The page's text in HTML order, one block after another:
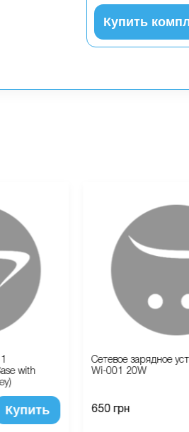
Купить
with
Купить
Сетевое зарядное
Wi-001 20W
650 грн